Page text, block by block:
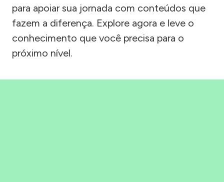
para apoiar sua jornada com conteúdos que
fazem a diferença. Explore agora e leve o
conhecimento que você precisa para o
próximo nível.